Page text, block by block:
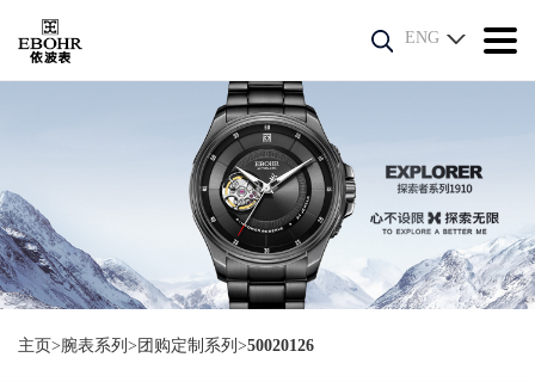
ENG
主页>腕表系列 > 团购定制系列 >50020126